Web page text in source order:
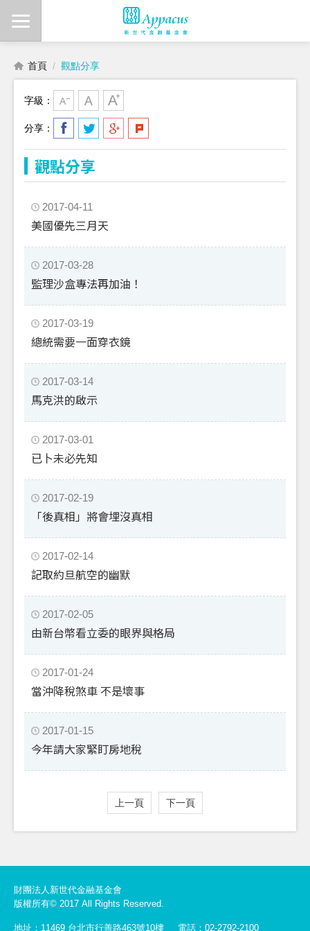
首頁 觀點分享
字級：
分享：
觀點分享
2017-04-11
美國優先三月天
2017-03-28
監理沙盒專法再加油！
2017-03-19
總統需要一面穿衣鏡
2017-03-14
馬克洪的啟示
2017-03-01
已卜未必先知
2017-02-19
「後真相」將會埋沒真相
2017-02-14
記取約旦航空的幽默
2017-02-05
由新台幣看立委的眼界與格局
2017-01-24
當沖降稅煞車 不是壞事
2017-01-15
今年請大家緊盯房地稅
上一頁 下一頁
財團法人新世代金融基金會
版權所有© 2017 All Rights Reserved.
地址：11469 台北市行善路463號10樓 電話：02-2792-2100